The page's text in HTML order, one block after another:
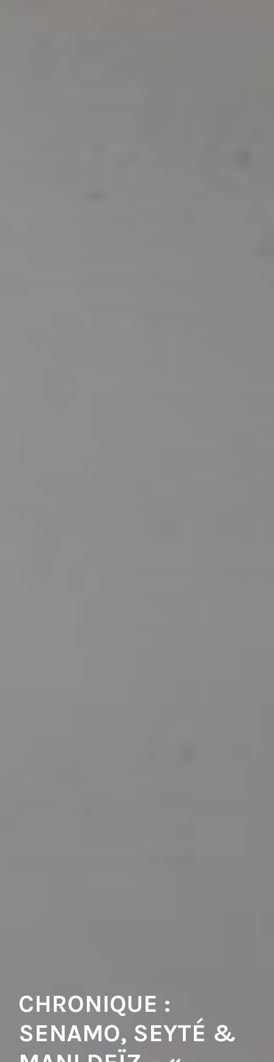
CHRONIQUE :
SENAMO, SEYTÉ &